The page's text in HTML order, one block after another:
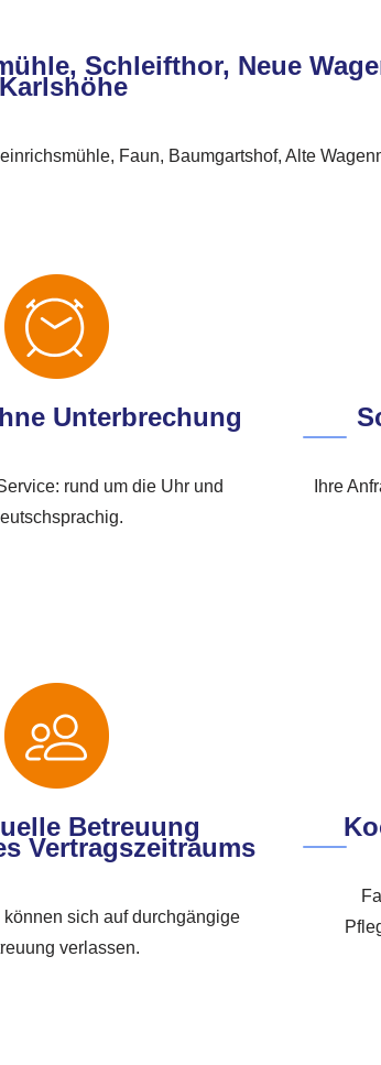
Schleifthor, Neue
Faun, Baumgartshof, Alte
Unterbrechung
rund um die Uhr und
Ihre
Betreuung
Vertragszeitraums
sich auf durchgängige
verlassen.